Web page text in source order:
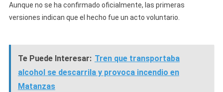
Aunque no se ha confirmado oficialmente, las primeras
versiones indican que el hecho fue un acto voluntario.
Te Puede Interesar: Tren que transportaba
alcohol se descarrila y provoca incendio en
Matanzas